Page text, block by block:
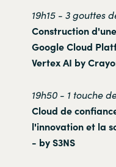
19h15 - 3 gouttes
Construction
Google Cloud
Vertex AI by
19h50 - 1 touche
Cloud de
l'innovation et la
- by S3NS